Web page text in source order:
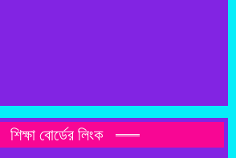
শিক্ষা বোর্ডের লিংক